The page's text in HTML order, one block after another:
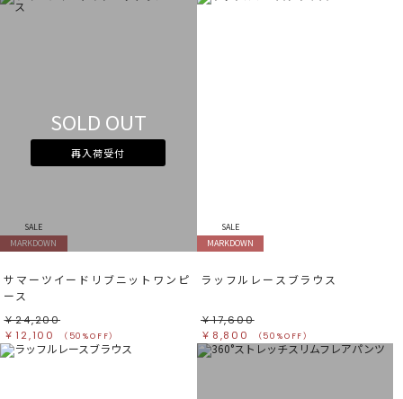
SOLD OUT
再入荷受付
SALE
MARKDOWN
サマーツイードリブニットワンピ
ース
￥24,200
￥12,100
（50%OFF）
SALE
MARKDOWN
ラッフルレースブラウス
￥17,600
￥8,800
（50%OFF）